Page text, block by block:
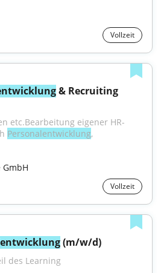
Vollzeit
& Recruiting
etc.Bearbeitung eigener HR-
Personalentwicklung,
GmbH
Vollzeit
(m/w/d)
des Learning